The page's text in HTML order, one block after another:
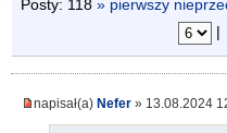
Posty: 118 » pierwszy
|
napisał(a) Nefer » 13.08.2024